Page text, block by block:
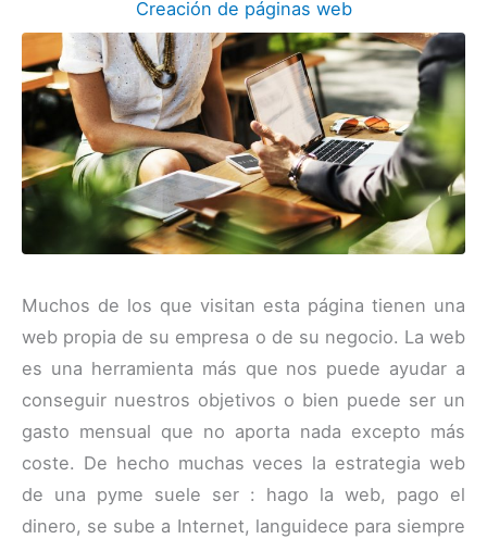
Creación de páginas web
Muchos de los que visitan esta página tienen una
web propia de su empresa o de su negocio. La web
es una herramienta más que nos puede ayudar a
conseguir nuestros objetivos o bien puede ser un
gasto mensual que no aporta nada excepto más
coste. De hecho muchas veces la estrategia web
de una pyme suele ser : hago la web, pago el
dinero, se sube a Internet, languidece para siempre